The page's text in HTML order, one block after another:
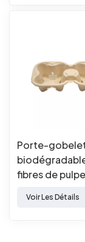
Porte-
fibres de
tasses).
Voir Les Détails